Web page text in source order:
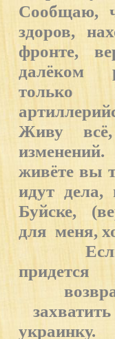
Сообщаю,
здоров,
фронте,
далёком
Живу всё,
живёте вы
идут дела,
Буйске,
для меня,
Если их